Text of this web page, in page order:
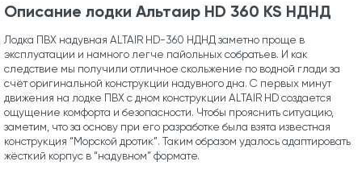
Описание лодки Альтаир HD 360 KS НДНД
Лодка ПВХ надувная ALTAIR HD-360 НДНД заметно проще в
эксплуатации и намного легче пайольных собратьев. И как
следствие мы получили отличное скольжение по водной глади за
счёт оригинальной конструкции надувного дна. С первых минут
движения на лодке ПВХ с дном конструкции ALTAIR HD создается
ощущение комфорта и безопасности. Чтобы прояснить ситуацию,
заметим, что за основу при его разработке была взята известная
конструкция “Морской дротик”. Таким образом удалось адаптировать
жёсткий корпус в “надувном” формате.